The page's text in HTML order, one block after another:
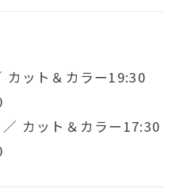
カット＆カラー19:30
／ カット＆カラー17:30